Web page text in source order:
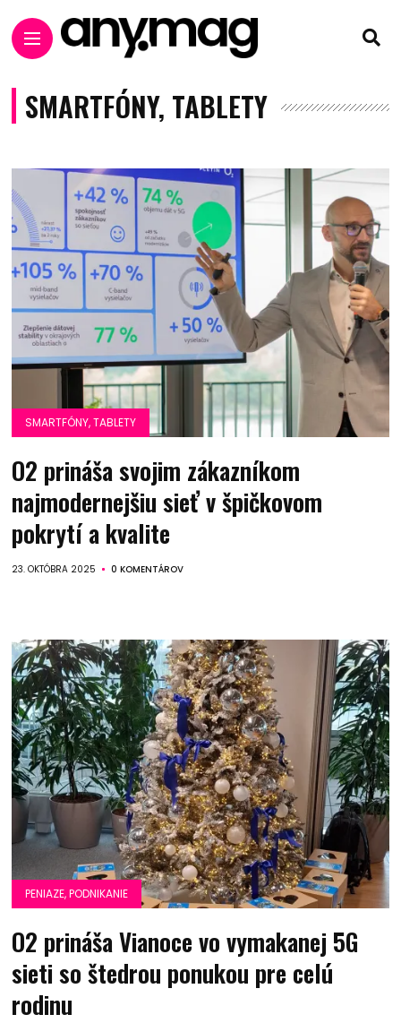
SMARTFÓNY, TABLETY
SMARTFÓNY, TABLETY
O2 prináša svojim zákazníkom
najmodernejšiu sieť v špičkovom
pokrytí a kvalite
23. OKTÓBRA 2025 0 KOMENTÁROV
PENIAZE, PODNIKANIE
O2 prináša Vianoce vo vymakanej 5G
sieti so štedrou ponukou pre celú
rodinu